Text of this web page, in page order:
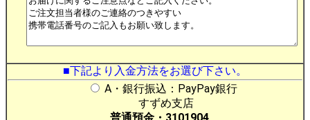
■下記より入金方法をお選び下さい。
A・銀行振込：PayPay銀行
すずめ支店